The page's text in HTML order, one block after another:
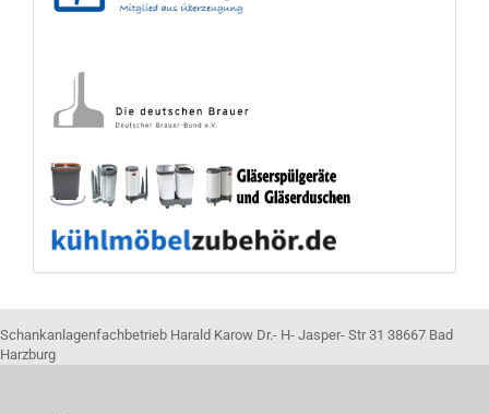
Schankanlagenfachbetrieb Harald Karow Dr.- H- Jasper- Str 31 38667 Bad
Harzburg